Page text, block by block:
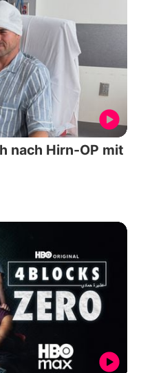
nach Hirn-OP mit